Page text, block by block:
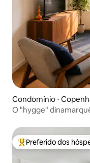
Condomínio ⋅
O "hygge"
Entre os melhores
Preferido dos